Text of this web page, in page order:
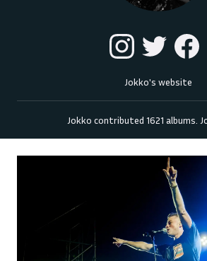
Jokko's website
Jokko contributed 1621 albums.